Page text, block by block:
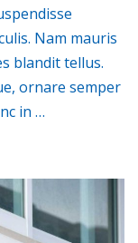
Nam mauris
blandit tellus.
ornare semper
in …